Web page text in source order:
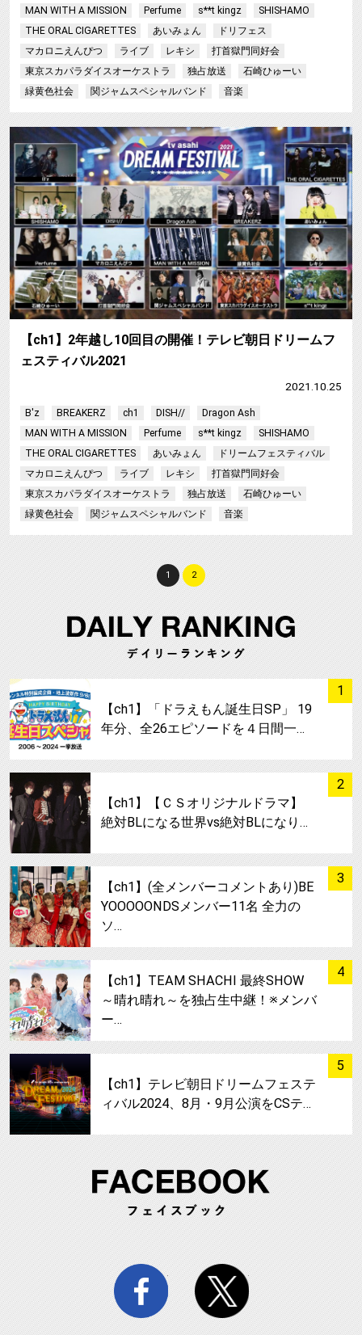
MAN WITH A MISSION
Perfume s**t kingz
SHISHAMO
THE ORAL CIGARETTES
あいみょん
ドリフェス
マカロニえんぴつ
ライブ レキシ
打首獄門同好会
東京スカパラダイスオーケストラ
独占放送
石崎ひゅーい
緑黄色社会
関ジャムスペシャルバンド 音楽
【ch1】2年越し10回目の開催！テレビ朝日ドリームフ
ェスティバル2021
2021.10.25
B'z BREAKERZ ch1 DISH//
Dragon Ash
MAN WITH A MISSION
Perfume s**t kingz
SHISHAMO
THE ORAL CIGARETTES
あいみょん
ドリームフェスティバル
マカロニえんぴつ
ライブ レキシ
打首獄門同好会
東京スカパラダイスオーケストラ
独占放送
石崎ひゅーい
緑黄色社会
関ジャムスペシャルバンド 音楽
1 2
1
【ch1】「ドラえもん誕生日SP」 19
年分、全26エピソードを４日間一…
2
サムネイル
【ch1】【ＣＳオリジナルドラマ】
絶対BLになる世界vs絶対BLになり…
3
サムネイル
【ch1】(全メンバーコメントあり)BE
YOOOOONDSメンバー11名 全力の
ソ…
4
サムネイル
【ch1】TEAM SHACHI 最終SHOW
～晴れ晴れ～を独占生中継！※メンバ
ー…
5
【ch1】テレビ朝日ドリームフェステ
ィバル2024、8月・9月公演をCSテ…
facebook twitter